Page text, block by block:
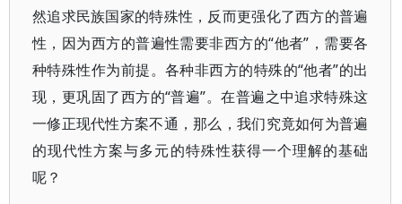
然追求民族国家的特殊性，反而更强化了西方的普遍
性，因为西方的普遍性需要非西方的“他者”，需要各
种特殊性作为前提。各种非西方的特殊的“他者”的出
现，更巩固了西方的“普遍”。在普遍之中追求特殊这
一修正现代性方案不通，那么，我们究竟如何为普遍
的现代性方案与多元的特殊性获得一个理解的基础
呢？